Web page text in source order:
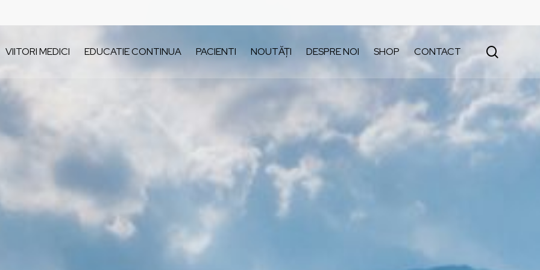
VIITORI MEDICI EDUCATIE CONTINUA PACIENTI NOUTĂȚI DESPRE NOI SHOP CONTACT